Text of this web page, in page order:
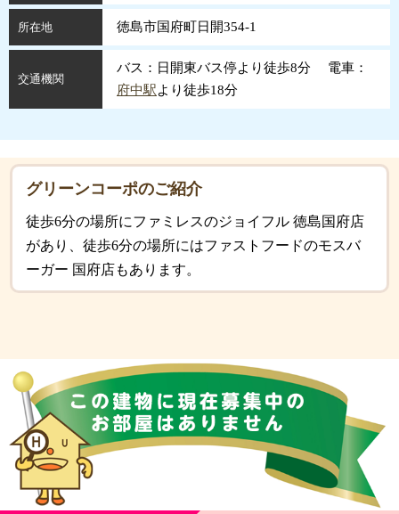
所在地 徳島市国府町日開354-1
交通機関
バス：日開東バス停より徒歩8分 電車：
府中駅より徒歩18分
グリーンコーポのご紹介
徒歩6分の場所にファミレスのジョイフル 徳島国府店
があり、徒歩6分の場所にはファストフードのモスバ
ーガー 国府店もあります。